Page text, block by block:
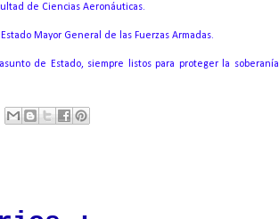
de Ciencias Aeronáuticas.
Mayor General de las Fuerzas Armadas.
de Estado, siempre listos para proteger la soberanía